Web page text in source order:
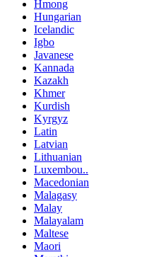
Hmong
Hungarian
Icelandic
Igbo
Javanese
Kannada
Kazakh
Khmer
Kurdish
Kyrgyz
Latin
Latvian
Lithuanian
Luxembou..
Macedonian
Malagasy
Malay
Malayalam
Maltese
Maori